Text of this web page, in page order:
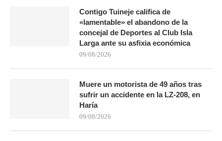
Contigo Tuineje califica de
«lamentable» el abandono de la
concejal de Deportes al Club Isla
Larga ante su asfixia económica
09/08/2026
Muere un motorista de 49 años tras
sufrir un accidente en la LZ-208, en
Haría
09/08/2026